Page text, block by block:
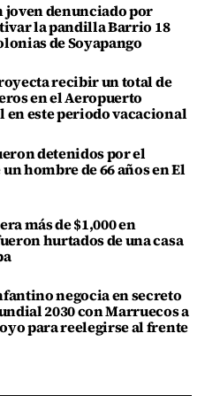
joven denunciado por
la pandilla Barrio 18
de Soyapango
recibir un total de
en el Aeropuerto
este periodo vacacional
detenidos por el
hombre de 66 años en El
más de $1,000 en
hurtados de una casa
negocia en secreto
2030 con Marruecos a
para reelegirse al frente